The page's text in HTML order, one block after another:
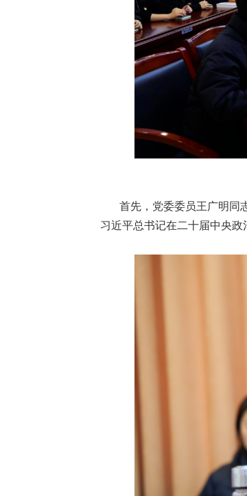
首先，党委委员王广明同志
习近平总书记在二十届中央政